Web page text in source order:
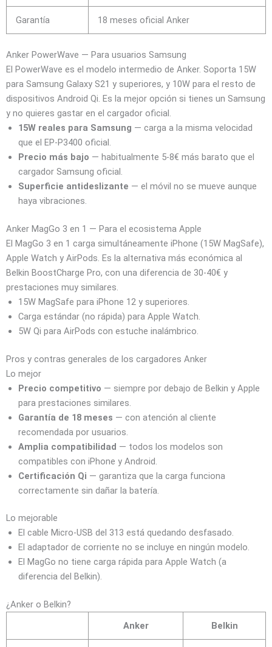
Garantía 18 meses oficial Anker
Anker PowerWave — Para usuarios Samsung
El PowerWave es el modelo intermedio de Anker. Soporta 15W
para Samsung Galaxy S21 y superiores, y 10W para el resto de
dispositivos Android Qi. Es la mejor opción si tienes un Samsung
y no quieres gastar en el cargador oficial.
15W reales para Samsung — carga a la misma velocidad
que el EP-P3400 oficial.
Precio más bajo — habitualmente 5-8€ más barato que el
cargador Samsung oficial.
Superficie antideslizante — el móvil no se mueve aunque
haya vibraciones.
Anker MagGo 3 en 1 — Para el ecosistema Apple
El MagGo 3 en 1 carga simultáneamente iPhone (15W MagSafe),
Apple Watch y AirPods. Es la alternativa más económica al
Belkin BoostCharge Pro, con una diferencia de 30-40€ y
prestaciones muy similares.
15W MagSafe para iPhone 12 y superiores.
Carga estándar (no rápida) para Apple Watch.
5W Qi para AirPods con estuche inalámbrico.
Pros y contras generales de los cargadores Anker
Lo mejor
Precio competitivo — siempre por debajo de Belkin y Apple
para prestaciones similares.
Garantía de 18 meses — con atención al cliente
recomendada por usuarios.
Amplia compatibilidad — todos los modelos son
compatibles con iPhone y Android.
Certificación Qi — garantiza que la carga funciona
correctamente sin dañar la batería.
Lo mejorable
El cable Micro-USB del 313 está quedando desfasado.
El adaptador de corriente no se incluye en ningún modelo.
El MagGo no tiene carga rápida para Apple Watch (a
diferencia del Belkin).
¿Anker o Belkin?
Anker
Belkin